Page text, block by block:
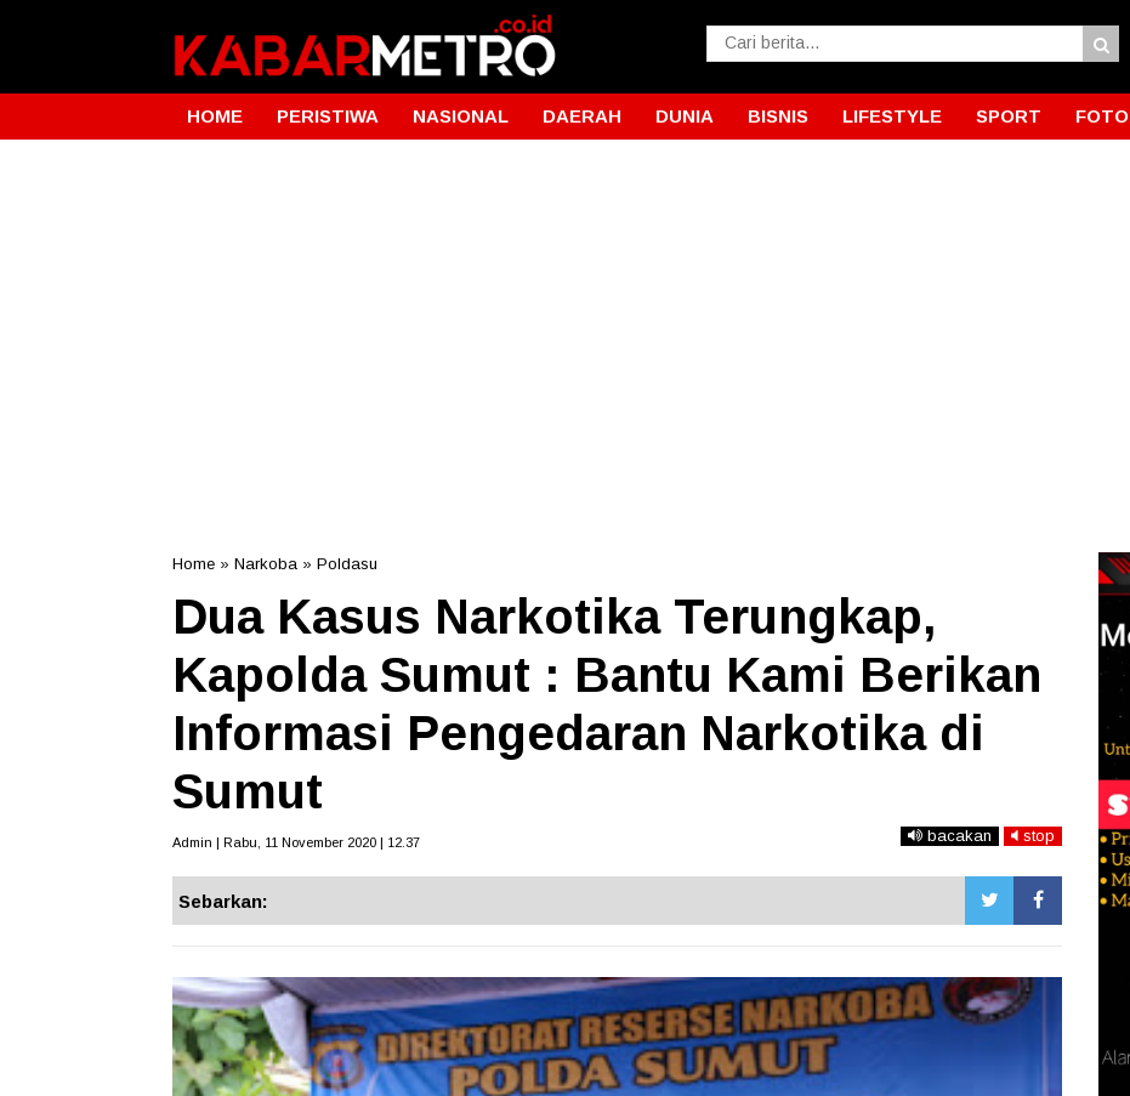
HOME PERISTIWA NASIONAL DAERAH DUNIA BISNIS LIFESTYLE SPORT FOTO
Home » Narkoba » Poldasu
Dua Kasus Narkotika Terungkap,
Kapolda Sumut : Bantu Kami Berikan
Informasi Pengedaran Narkotika di
Sumut
Admin | Rabu, 11 November 2020 | 12.37 bacakan stop
Sebarkan: